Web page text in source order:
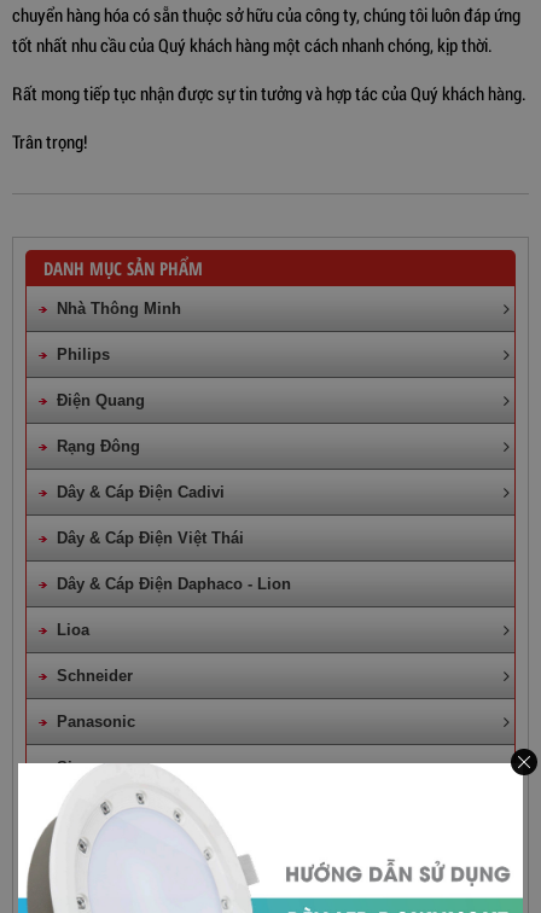
chuyển hàng hóa có sẵn thuộc sở hữu của công ty, chúng tôi luôn đáp ứng
tốt nhất nhu cầu của Quý khách hàng một cách nhanh chóng, kịp thời.
Rất mong tiếp tục nhận được sự tin tưởng và hợp tác của Quý khách hàng.
Trân trọng!
DANH MỤC SẢN PHẨM
Nhà Thông Minh
Philips
Điện Quang
Rạng Đông
Dây & Cáp Điện Cadivi
Dây & Cáp Điện Việt Thái
Dây & Cáp Điện Daphaco - Lion
Lioa
Schneider
Panasonic
Sino
Mpe
Quạt Điện Công Nghiệp
Đèn Trang Trí